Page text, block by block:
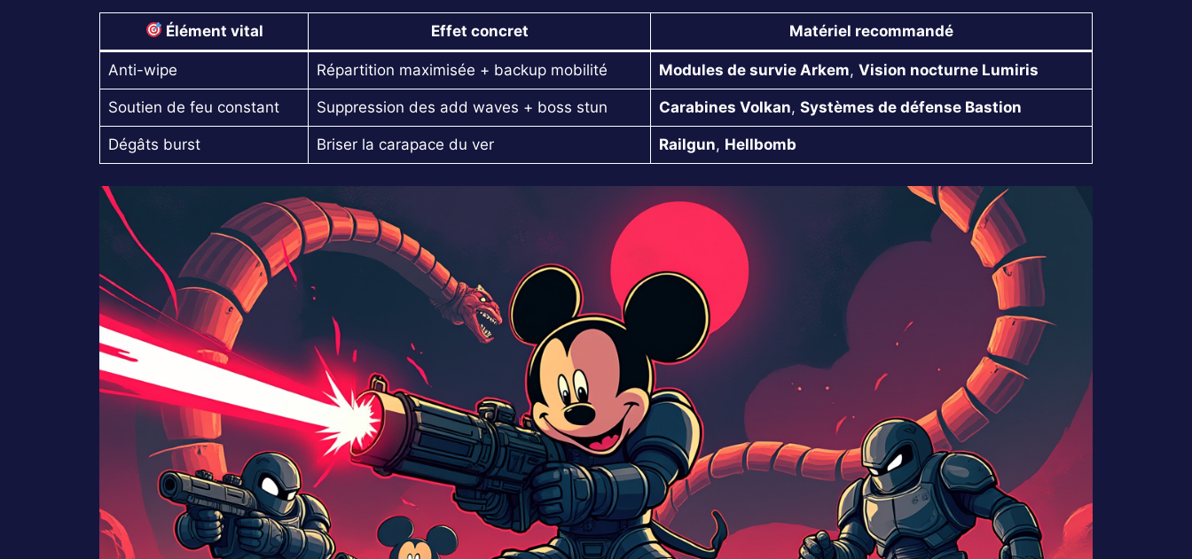
Élément vital Effet concret Matériel recommandé
Anti-wipe Répartition maximisée + backup mobilité Modules de survie Arkem, Vision nocturne Lumiris
Soutien de feu constant Suppression des add waves + boss stun Carabines Volkan, Systèmes de défense Bastion
Dégâts burst Briser la carapace du ver Railgun, Hellbomb